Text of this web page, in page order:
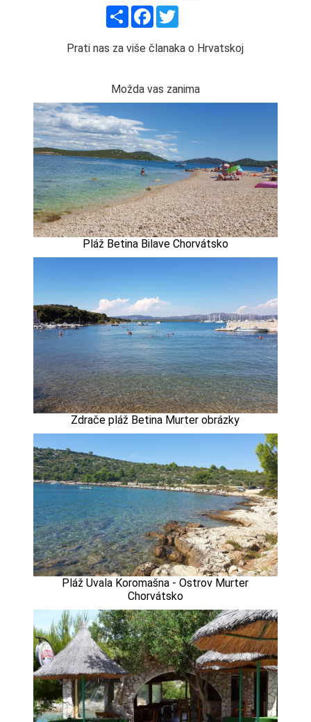
ShareFacebook
Prati nas za više članaka o Hrvatskoj
Možda vas zanima
Pláž Betina Bilave Chorvátsko
Zdrače pláž Betina Murter obrázky
Pláž Uvala Koromašna - Ostrov Murter
Chorvátsko